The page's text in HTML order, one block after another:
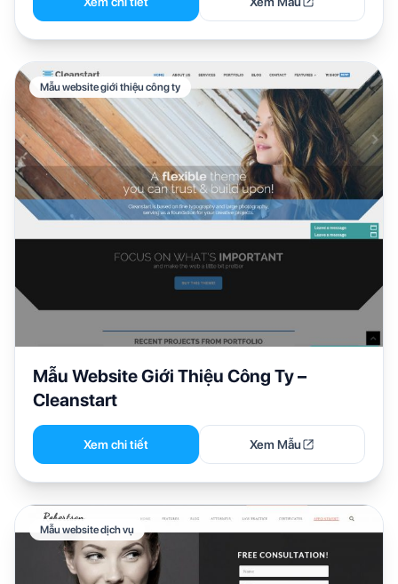
Mẫu website giới thiệu công ty
Mẫu Website Giới Thiệu Công Ty –
Cleanstart
Xem chi tiết Xem Mẫu
Mẫu website dịch vụ